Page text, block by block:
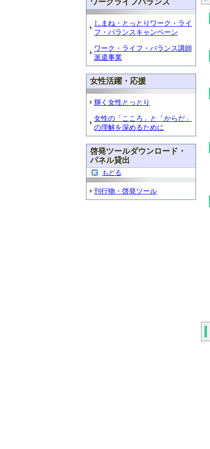
ワークライフバランス
しまね・とっとりワーク・ライ
フ・バランスキャンペーン
ワーク・ライフ・バランス講師
派遣事業
女性活躍・応援
輝く女性とっとり
女性の「こころ」と「からだ」
の理解を深めるために
啓発ツールダウンロード・
パネル貸出
もどる
刊行物・啓発ツール